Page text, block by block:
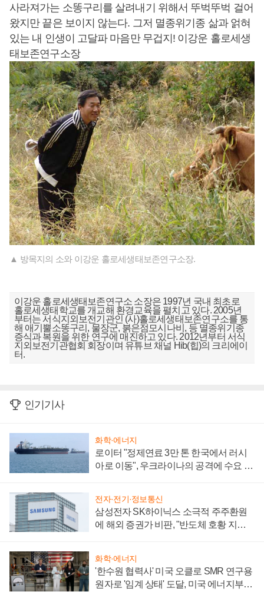
사라져가는 소똥구리를 살려내기 위해서 뚜벅뚜벅 걸어
왔지만 끝은 보이지 않는다. 그저 멸종위기종 삶과 얽혀
있는 내 인생이 고달파 마음만 무겁지! 이강운 홀로세생
태보존연구소장
▲ 방목지의 소와 이강운 홀로세생태보존연구소장.
이강운 홀로세생태보존연구소 소장은 1997년 국내 최초로
홀로세생태학교를 개교해 환경교육을 펼치고 있다. 2005년
부터는 서식지외보전기관인 (사)홀로세생태보존연구소를 통
해 애기뿔소똥구리, 물장군, 붉은점모시나비, 등 멸종위기종
증식과 복원을 위한 연구에 매진하고 있다. 2012년부터 서식
지외보전기관협회 회장이며 유튜브 채널 Hib(힙)의 크리에이
터.
인기기사
화학·에너지
로이터 "정제연료 3만 톤 한국에서 러시
아로 이동", 우크라이나의 공격에 수요 늘
전자·전기·정보통신
삼성전자 SK하이닉스 소극적 주주환원
에 해외 증권가 비판, "반도체 호황 지속
화학·에너지
'한수원 협력사' 미국 오클로 SMR 연구용
원자로 '임계 상태' 도달, 미국 에너지부